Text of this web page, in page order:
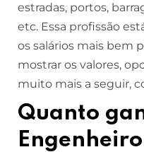
estradas, portos,
etc. Essa profissão
os salários mais bem
mostrar os valores,
muito mais a seguir,
Quanto
Engenheiro